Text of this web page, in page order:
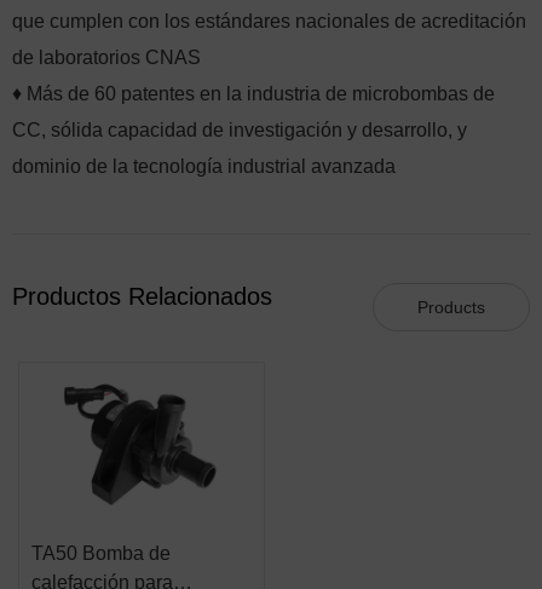
que cumplen con los estándares nacionales de acreditación
de laboratorios CNAS
♦ Más de 60 patentes en la industria de microbombas de
CC, sólida capacidad de investigación y desarrollo, y
dominio de la tecnología industrial avanzada
Productos Relacionados Products
TA50 Bomba de
calefacción para